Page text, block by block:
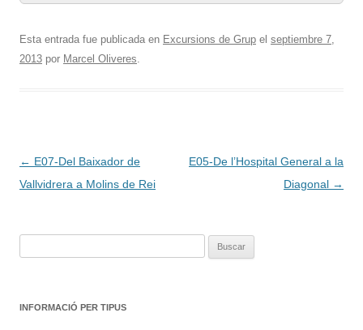
Esta entrada fue publicada en Excursions de Grup el septiembre 7,
2013 por Marcel Oliveres
Navegación
de
← E07-Del Baixador de
Vallvidrera a Molins de Rei
E05-De l’Hospital General a la
Diagonal →
INFORMACIÓ PER TIPUS